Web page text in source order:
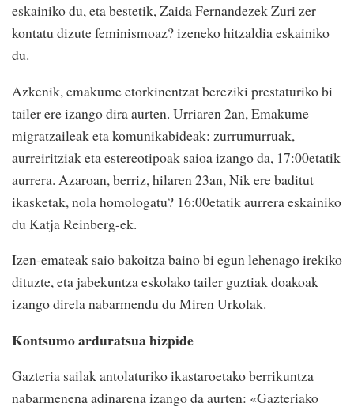
eskainiko du, eta bestetik, Zaida Fernandezek Zuri zer
kontatu dizute feminismoaz? izeneko hitzaldia eskainiko
du.
Azkenik, emakume etorkinentzat bereziki prestaturiko bi
tailer ere izango dira aurten. Urriaren 2an, Emakume
migratzaileak eta komunikabideak: zurrumurruak,
aurreiritziak eta estereotipoak saioa izango da, 17:00etatik
aurrera. Azaroan, berriz, hilaren 23an, Nik ere baditut
ikasketak, nola homologatu? 16:00etatik aurrera eskainiko
du Katja Reinberg-ek.
Izen-emateak saio bakoitza baino bi egun lehenago irekiko
dituzte, eta jabekuntza eskolako tailer guztiak doakoak
izango direla nabarmendu du Miren Urkolak.
Kontsumo arduratsua hizpide
Gazteria sailak antolaturiko ikastaroetako berrikuntza
nabarmenena adinarena izango da aurten: «Gazteriako